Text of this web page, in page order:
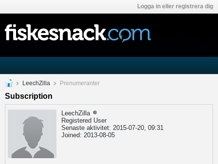
Logga in eller registrera dig
LeechZilla Prenumeranter
Subscription
LeechZilla
Registered User
Senaste aktivitet: 2015-07-20, 09:31
Joined: 2013-08-05